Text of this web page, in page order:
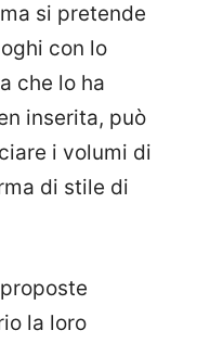
si pretende
con lo
che lo ha
inserita, può
i volumi di
di stile di
la loro